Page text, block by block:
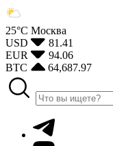
25°С Москва
USD
81.41
EUR
94.06
BTC
64,687.97